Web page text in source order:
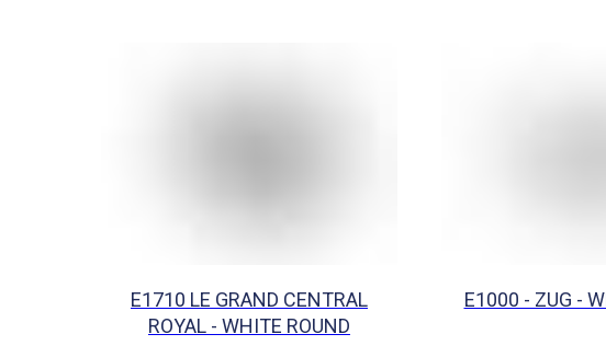
E1710 LE GRAND CENTRAL
ROYAL - WHITE ROUND
E1000 - ZUG -